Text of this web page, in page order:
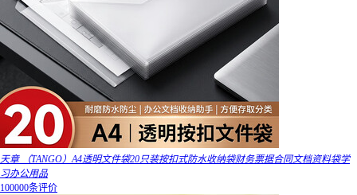
天章 （TANGO）A4透明文件袋20只装按扣式防水收纳袋财务票据合同文档资料袋学
习办公用品
100000条评价